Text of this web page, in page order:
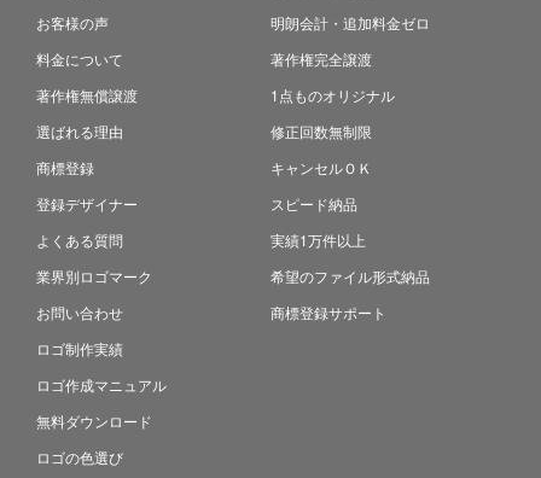
お客様の声
料金について
著作権無償譲渡
選ばれる理由
商標登録
登録デザイナー
よくある質問
業界別ロゴマーク
お問い合わせ
ロゴ制作実績
ロゴ作成マニュアル
無料ダウンロード
ロゴの色選び
明朗会計・追加料金ゼロ
著作権完全譲渡
1点ものオリジナル
修正回数無制限
キャンセルＯＫ
スピード納品
実績1万件以上
希望のファイル形式納品
商標登録サポート